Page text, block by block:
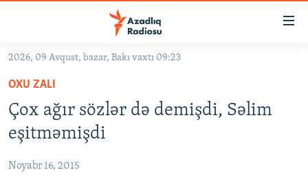
Əsas
qayıt
Əsas
naviqasiyaya
qayıt
Axtarışa
KORRUPSIOMETR
#ƏSLINDƏ
FƏRQƏ BAX
2026, 09 Avqust, bazar, Bakı vaxtı 09:23
OXU ZALI
Çox ağır sözlər də demişdi, Səlim
eşitməmişdi
Noyabr 16, 2015